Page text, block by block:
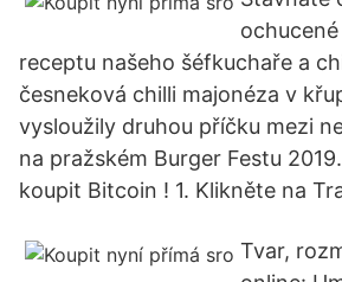
receptu našeho šéfkuchaře a
česneková chilli majonéza v
vysloužily druhou příčku mezi
na pražském Burger Festu
koupit Bitcoin ! 1. Klikněte na
Tvar,